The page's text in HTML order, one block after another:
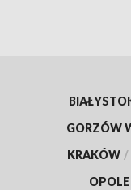
GORZÓW
KRAKÓW /
OPOLE